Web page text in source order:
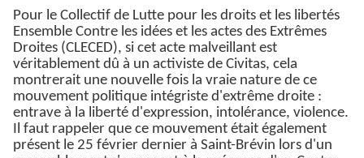
Pour le Collectif de Lutte pour les droits et les libertés
Ensemble Contre les idées et les actes des Extrêmes
Droites (CLECED), si cet acte malveillant est
véritablement dû à un activiste de Civitas, cela
montrerait une nouvelle fois la vraie nature de ce
mouvement politique intégriste d'extrême droite :
entrave à la liberté d'expression, intolérance, violence.
Il faut rappeler que ce mouvement était également
présent le 25 février dernier à Saint-Brévin lors d'un